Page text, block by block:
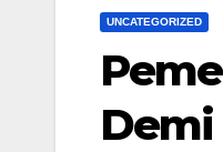
UNCATEGORIZED